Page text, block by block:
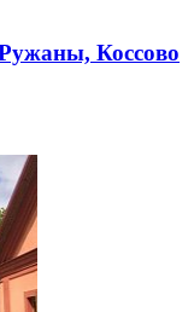
Коссово